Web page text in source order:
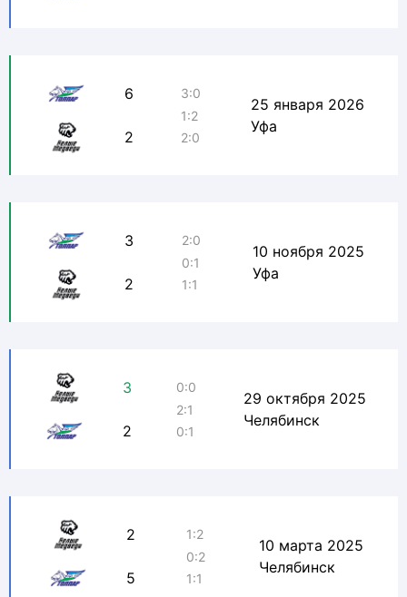
6
2
3:0
1:2
2:0
25 января 2026
Уфа
3
2
2:0
0:1
1:1
10 ноября 2025
Уфа
3
2
0:0
2:1
0:1
29 октября 2025
Челябинск
2
5
1:2
0:2
1:1
10 марта 2025
Челябинск